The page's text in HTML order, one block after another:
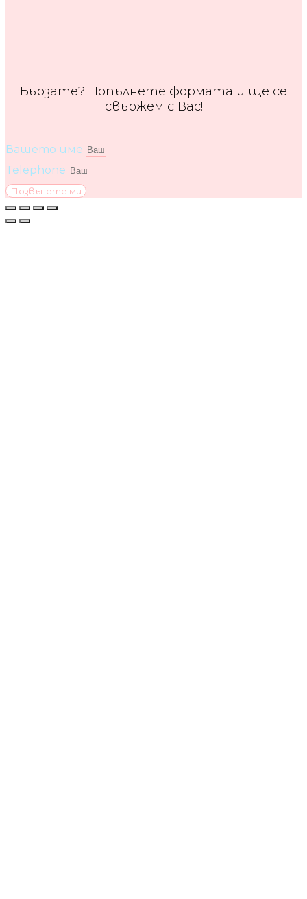
Бързате? Попълнете формата и ще се
свържем с Вас!
Вашето име
Telephone
Позвънете ми